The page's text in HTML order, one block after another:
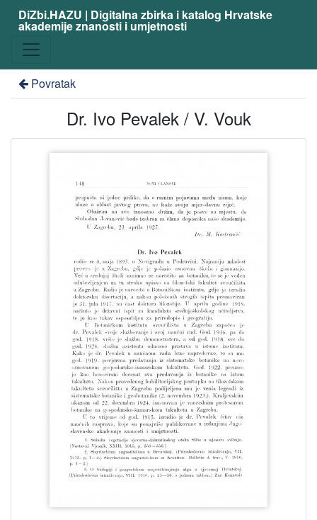
DiZbi.HAZU | Digitalna zbirka i katalog Hrvatske
akademije znanosti i umjetnosti
Povratak
Dr. Ivo Pevalek / V. Vouk